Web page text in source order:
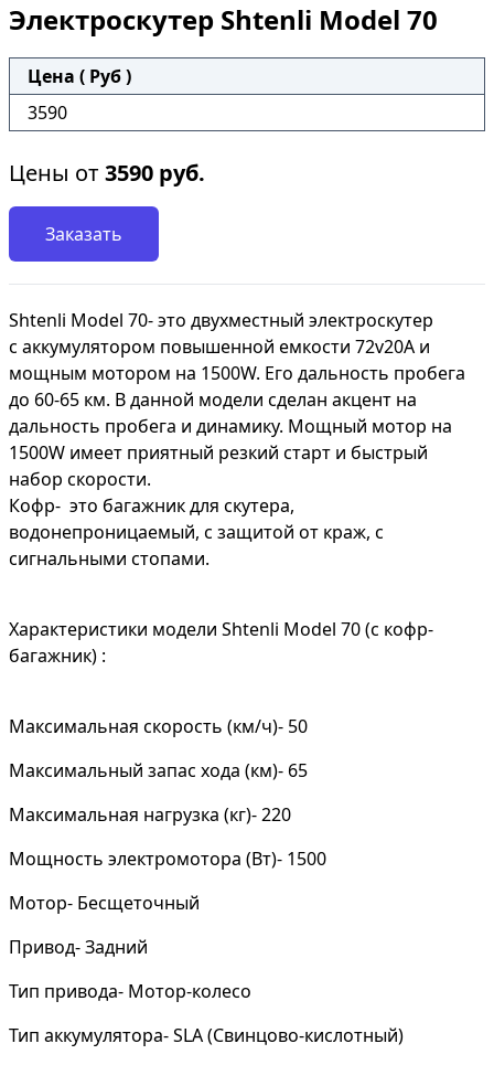
Электроскутер Shtenli Model 70
Цена ( Руб )
3590
Цены от3590 руб.
Заказать
Shtenli Model 70- это двухместный электроскутер
с аккумулятором повышенной емкости 72v20А и
мощным мотором на 1500W. Его дальность пробега
до 60-65 км. В данной модели сделан акцент на
дальность пробега и динамику. Мощный мотор на
1500W имеет приятный резкий старт и быстрый
набор скорости.
Кофр- это багажник для скутера,
водонепроницаемый, с защитой от краж, с
сигнальными стопами.
Характеристики модели Shtenli Model 70 (с кофр-
багажник) :
Максимальная скорость (км/ч)- 50
Максимальный запас хода (км)- 65
Максимальная нагрузка (кг)- 220
Мощность электромотора (Вт)- 1500
Мотор- Бесщеточный
Привод- Задний
Тип привода- Мотор-колесо
Тип аккумулятора- SLA (Свинцово-кислотный)